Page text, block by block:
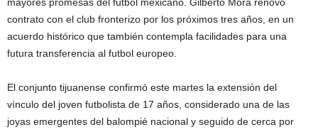
contrato con el club fronterizo por los próximos tres años, en un
acuerdo histórico que también contempla facilidades para una
futura transferencia al futbol europeo.
El conjunto tijuanense confirmó este martes la extensión del
vínculo del joven futbolista de 17 años, considerado una de las
joyas emergentes del balompié nacional y seguido de cerca por